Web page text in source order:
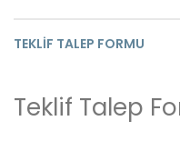
TEKLIF TALEP FORMU
Teklif Talep